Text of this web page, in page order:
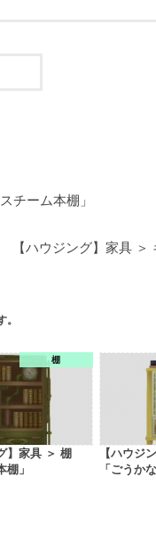
チーム本棚」
【ハウジング】家具 ＞
棚
】家具 ＞ 棚
棚」
【ハウジ
「ごうか